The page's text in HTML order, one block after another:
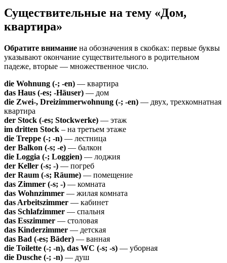
Существительные на тему «Дом,
квартира»
Обратите внимание на обозначения в скобках: первые буквы
указывают окончание существительного в родительном
падеже, вторые — множественное число.
die Wohnung (-; -en) — квартира
das Haus (-es; -Häuser) — дом
die Zwei-, Dreizimmerwohnung (-; -en) — двух, трехкомнатная
квартира
der Stock (-es; Stockwerke) — этаж
im dritten Stock – на третьем этаже
die Treppe (-; -n) — лестница
der Balkon (-s; -e) — балкон
die Loggia (-; Loggien) — лоджия
der Keller (-s; -) — погреб
der Raum (-s; Räume) — помещение
das Zimmer (-s; -) — комната
das Wohnzimmer — жилая комната
das Arbeitszimmer — кабинет
das Schlafzimmer — спальня
das Esszimmer — столовая
das Kinderzimmer — детская
das Bad (-es; Bäder) — ванная
die Toilette (-; -n), das WC (-s; -s) — уборная
die Dusche (-; -n) — душ